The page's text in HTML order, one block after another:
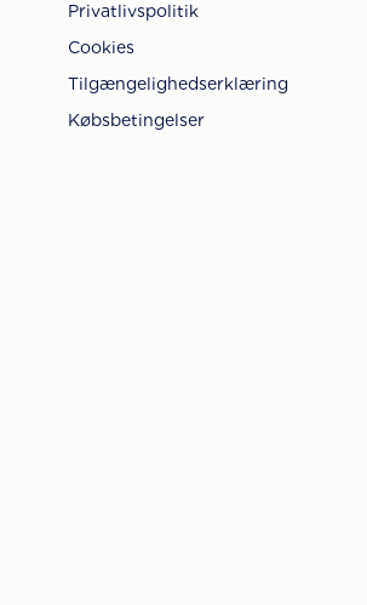
Privatlivspolitik
Cookies
Tilgængelighedserklæring
Købsbetingelser